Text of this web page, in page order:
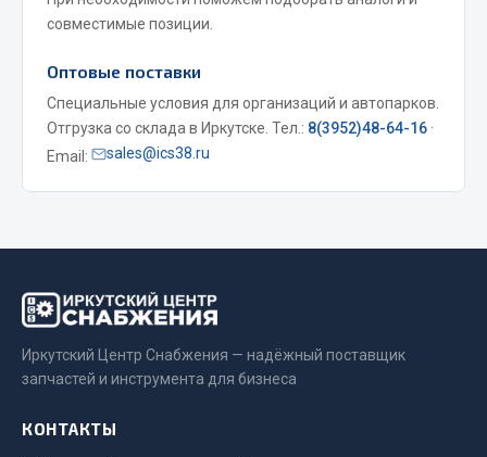
Показать ещё
Запчасти Урал
Система выпуска газа
Система охлаждения
Сцепление
Тормозная система
совместимые позиции.
Оптовые поставки
Специальные условия для организаций и автопарков.
Отгрузка со склада в Иркутске. Тел.: 8(3952)48-64-16 ·
Email:
sales@ics38.ru
Иркутский Центр Снабжения — надёжный поставщик
запчастей и инструмента для бизнеса
КОНТАКТЫ